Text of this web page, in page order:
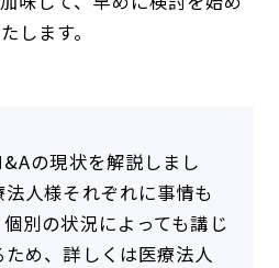
します。
の現状を解説しまし
人様それぞれに事情も
別の状況によっても講じ
め、詳しくは医療法人